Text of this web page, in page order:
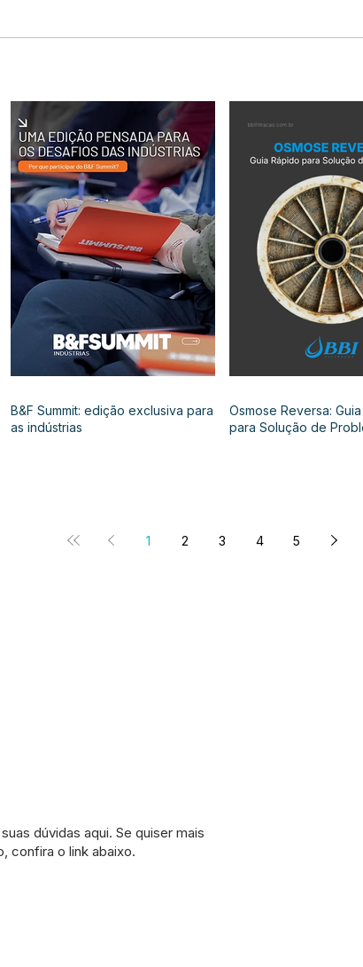
B&F Summit: edição exclusiva para
as indústrias
Osmose Reversa:
para Solução de
1 2 3 4 5